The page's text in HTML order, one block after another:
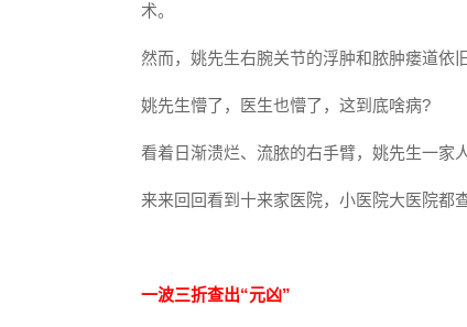
术。
然而，姚先生右腕关节的浮肿和脓肿瘘道
姚先生懵了，医生也懵了，这到底啥病?
看着日渐溃烂、流脓的右手臂，姚先生一家
来来回回看到十来家医院，小医院大医院都
一波三折查出“元凶”